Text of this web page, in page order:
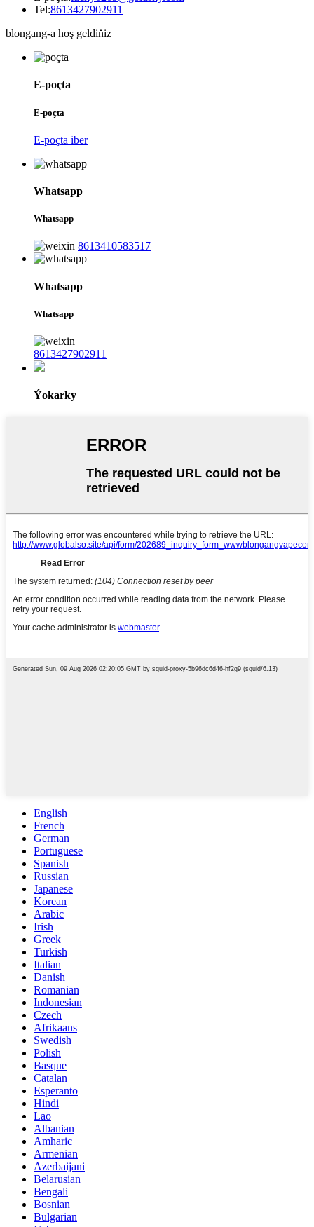
Tel:8613427902911
blongang-a hoş geldiňiz
E-poçta
E-poçta
E-poçta iber
Whatsapp
Whatsapp
8613410583517
Whatsapp
Whatsapp
8613427902911
Ýokarky
English
French
German
Portuguese
Spanish
Russian
Japanese
Korean
Arabic
Irish
Greek
Turkish
Italian
Danish
Romanian
Indonesian
Czech
Afrikaans
Swedish
Polish
Basque
Catalan
Esperanto
Hindi
Lao
Albanian
Amharic
Armenian
Azerbaijani
Belarusian
Bengali
Bosnian
Bulgarian